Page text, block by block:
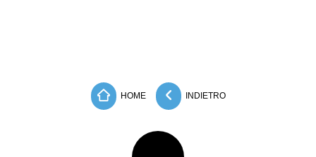
HOME INDIETRO